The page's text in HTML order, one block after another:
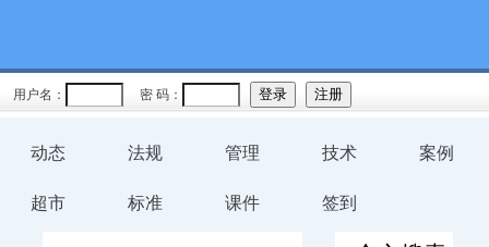
用户名： 密 码：
动态 法规 管理 技术 案例
超市 标准 课件 签到